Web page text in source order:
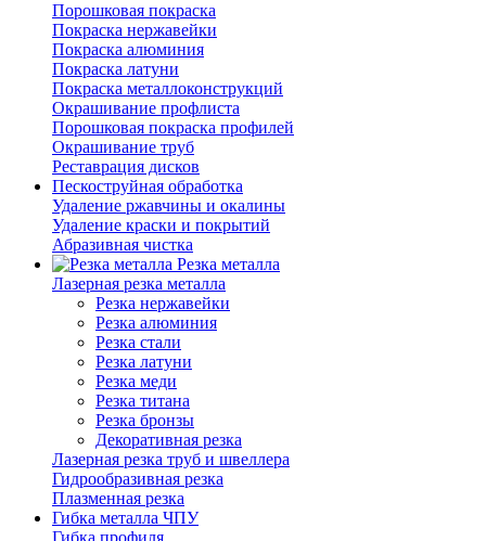
Порошковая покраска
Покраска нержавейки
Покраска алюминия
Покраска латуни
Покраска металлоконструкций
Окрашивание профлиста
Порошковая покраска профилей
Окрашивание труб
Реставрация дисков
Пескоструйная обработка
Удаление ржавчины и окалины
Удаление краски и покрытий
Абразивная чистка
Резка металла
Лазерная резка металла
Резка нержавейки
Резка алюминия
Резка стали
Резка латуни
Резка меди
Резка титана
Резка бронзы
Декоративная резка
Лазерная резка труб и швеллера
Гидрообразивная резка
Плазменная резка
Гибка металла ЧПУ
Гибка профиля